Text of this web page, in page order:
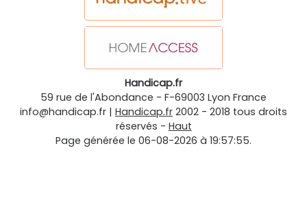
Handicap.fr
59 rue de l'Abondance - F-69003 Lyon France
info@handicap.fr | Handicap.fr 2002 - 2018 tous droits
réservés - Haut
Page générée le 06-08-2026 à 19:57:55.